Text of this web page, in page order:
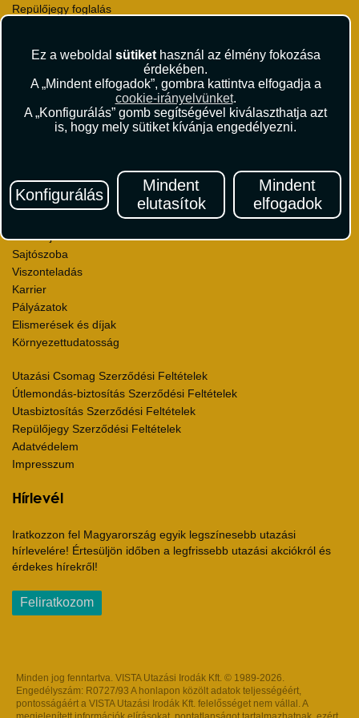
Ez a weboldal sütikethasznál az élmény fokozása
érdekében.
A „Mindent elfogadok”, gombra kattintva elfogadja a
cookie-irányelvünket.
A „Konfigurálás” gomb segítségével kiválaszthatja azt
is, hogy mely sütiket kívánja engedélyezni.
Konfigurálás
Mindent
elutasítok
Mindent
elfogadok
Repülőjegy foglalás
Autóbérlés
Utazási utalványok
Partnerkedvezmények
Céges utaztatás
Rólunk
Médiaajánlat
Sajtószoba
Viszonteladás
Karrier
Pályázatok
Elismerések és díjak
Környezettudatosság
Utazási Csomag Szerződési Feltételek
Útlemondás-biztosítás Szerződési Feltételek
Utasbiztosítás Szerződési Feltételek
Repülőjegy Szerződési Feltételek
Adatvédelem
Impresszum
Hírlevél
Iratkozzon fel Magyarország egyik legszínesebb utazási
hírlevelére! Értesüljön időben a legfrissebb utazási akciókról és
érdekes hírekről!
Feliratkozom
Minden jog fenntartva. VISTA Utazási Irodák Kft. © 1989-2026.
Engedélyszám: R0727/93 A honlapon közölt adatok teljességéért,
pontosságáért a VISTA Utazási Irodák Kft. felelősséget nem vállal. A